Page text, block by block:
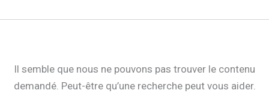
Il semble que nous ne pouvons pas trouver le contenu
demandé. Peut-être qu’une recherche peut vous aider.